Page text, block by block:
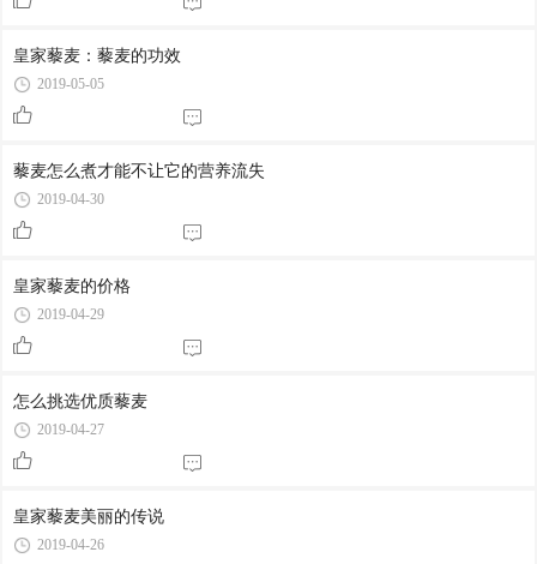
皇家藜麦：藜麦的功效
2019-05-05
藜麦怎么煮才能不让它的营养流失
2019-04-30
皇家藜麦的价格
2019-04-29
怎么挑选优质藜麦
2019-04-27
皇家藜麦美丽的传说
2019-04-26